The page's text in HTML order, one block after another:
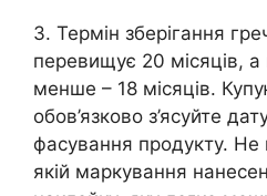
3. Термін зберігання
перевищує 20 місяців, а
менше – 18 місяців.
обов’язково з’ясуйте
фасування продукту. Не
якій маркування